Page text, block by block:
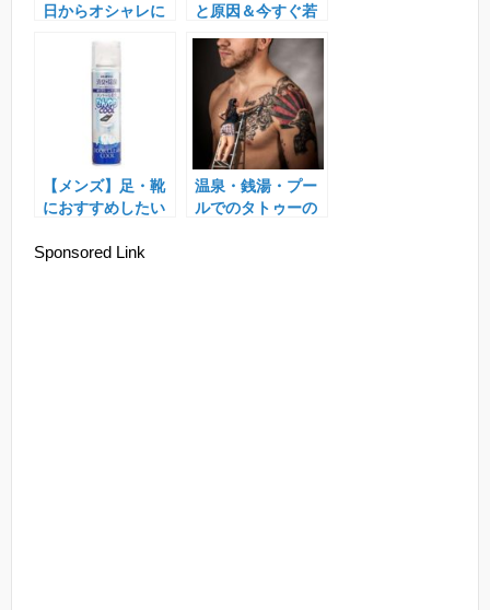
日からオシャレに
と原因＆今すぐ若
【メンズ】足・靴
におすすめしたい
ー。
温泉・銭湯・プー
ルでのタトゥーの
Sponsored Link